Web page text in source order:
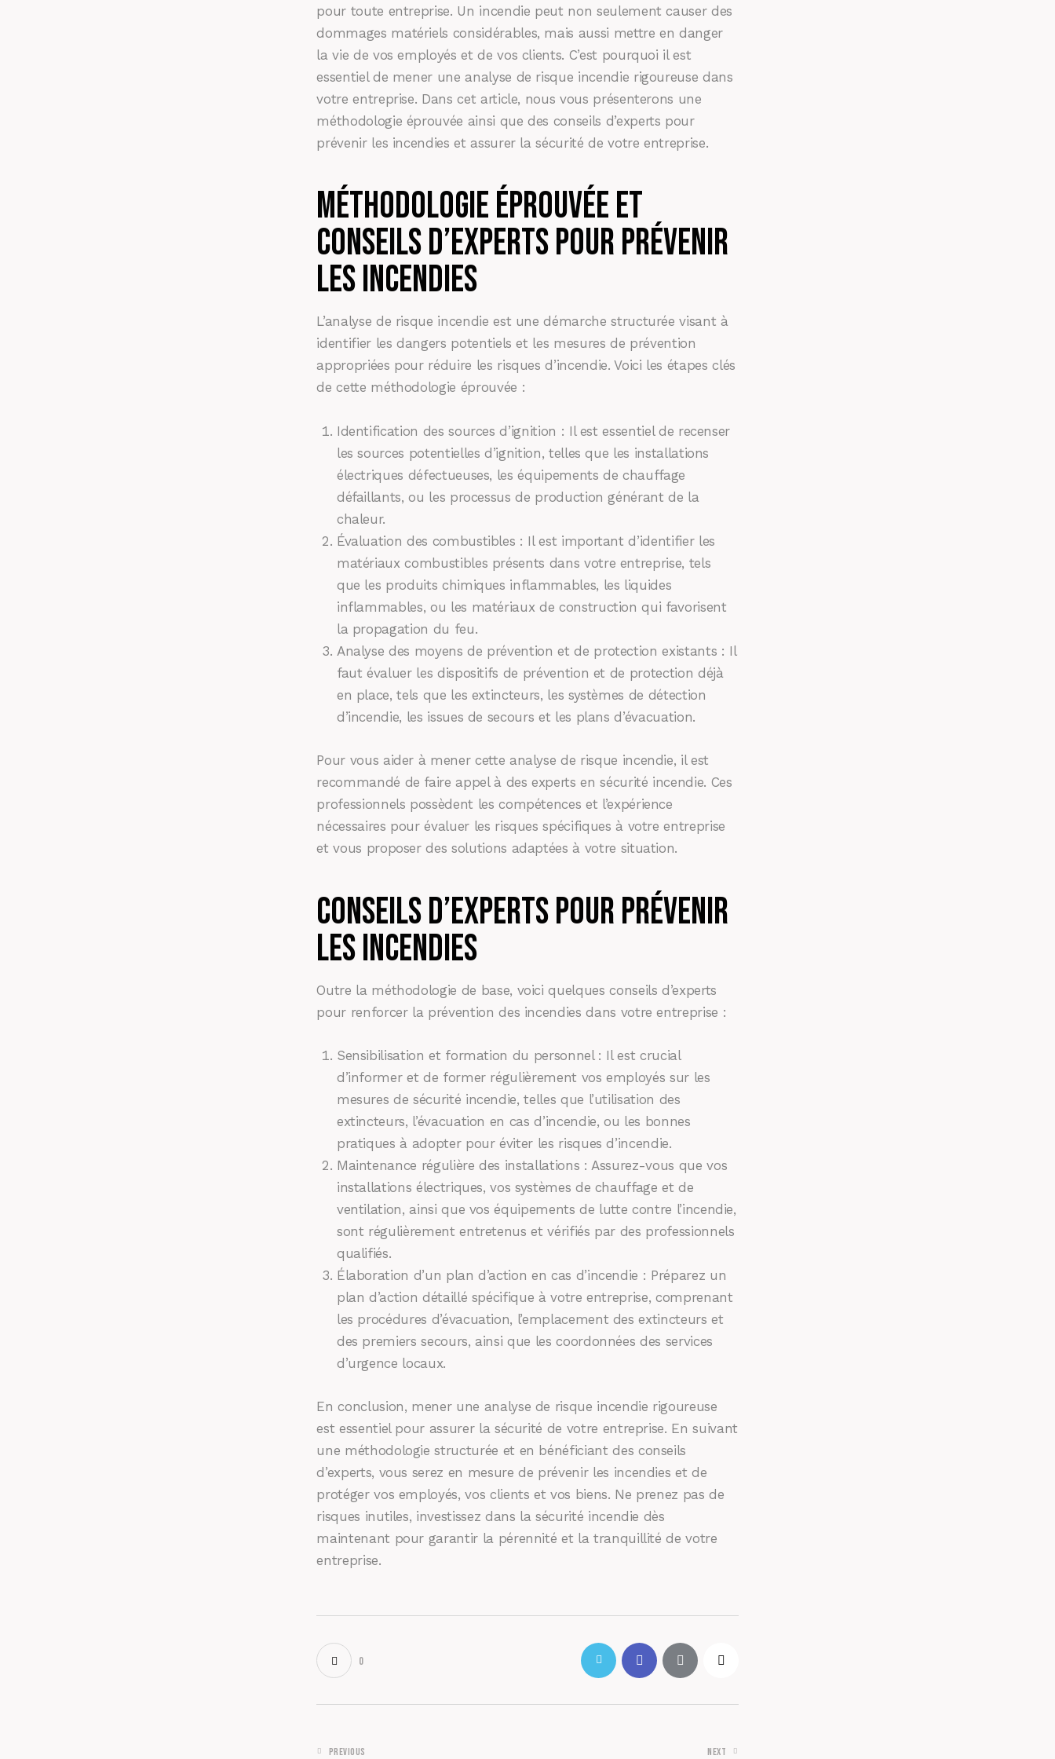
pour toute entreprise. Un incendie peut non seulement causer des
dommages matériels considérables, mais aussi mettre en danger
la vie de vos employés et de vos clients. C’est pourquoi il est
essentiel de mener une analyse de risque incendie rigoureuse dans
votre entreprise. Dans cet article, nous vous présenterons une
méthodologie éprouvée ainsi que des conseils d’experts pour
prévenir les incendies et assurer la sécurité de votre entreprise.
Méthodologie éprouvée et
conseils d’experts pour prévenir
les incendies
L’analyse de risque incendie est une démarche structurée visant à
identifier les dangers potentiels et les mesures de prévention
appropriées pour réduire les risques d’incendie. Voici les étapes clés
de cette méthodologie éprouvée :
Identification des sources d’ignition : Il est essentiel de recenser
les sources potentielles d’ignition, telles que les installations
électriques défectueuses, les équipements de chauffage
défaillants, ou les processus de production générant de la
chaleur.
Évaluation des combustibles : Il est important d’identifier les
matériaux combustibles présents dans votre entreprise, tels
que les produits chimiques inflammables, les liquides
inflammables, ou les matériaux de construction qui favorisent
la propagation du feu.
Analyse des moyens de prévention et de protection existants : Il
faut évaluer les dispositifs de prévention et de protection déjà
en place, tels que les extincteurs, les systèmes de détection
d’incendie, les issues de secours et les plans d’évacuation.
Pour vous aider à mener cette analyse de risque incendie, il est
recommandé de faire appel à des experts en sécurité incendie. Ces
professionnels possèdent les compétences et l’expérience
nécessaires pour évaluer les risques spécifiques à votre entreprise
et vous proposer des solutions adaptées à votre situation.
Conseils d’experts pour prévenir
les incendies
Outre la méthodologie de base, voici quelques conseils d’experts
pour renforcer la prévention des incendies dans votre entreprise :
Sensibilisation et formation du personnel : Il est crucial
d’informer et de former régulièrement vos employés sur les
mesures de sécurité incendie, telles que l’utilisation des
extincteurs, l’évacuation en cas d’incendie, ou les bonnes
pratiques à adopter pour éviter les risques d’incendie.
Maintenance régulière des installations : Assurez-vous que vos
installations électriques, vos systèmes de chauffage et de
ventilation, ainsi que vos équipements de lutte contre l’incendie,
sont régulièrement entretenus et vérifiés par des professionnels
qualifiés.
Élaboration d’un plan d’action en cas d’incendie : Préparez un
plan d’action détaillé spécifique à votre entreprise, comprenant
les procédures d’évacuation, l’emplacement des extincteurs et
des premiers secours, ainsi que les coordonnées des services
d’urgence locaux.
En conclusion, mener une analyse de risque incendie rigoureuse
est essentiel pour assurer la sécurité de votre entreprise. En suivant
une méthodologie structurée et en bénéficiant des conseils
d’experts, vous serez en mesure de prévenir les incendies et de
protéger vos employés, vos clients et vos biens. Ne prenez pas de
risques inutiles, investissez dans la sécurité incendie dès
maintenant pour garantir la pérennité et la tranquillité de votre
entreprise.
0
PREVIOUS NEXT